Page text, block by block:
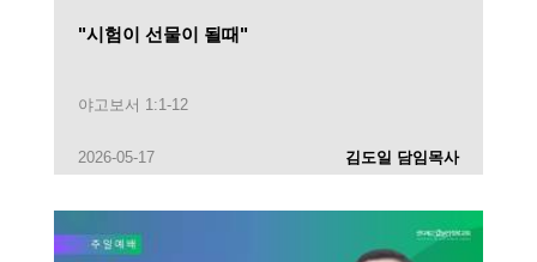
"시험이 선물이 될때"
야고보서 1:1-12
2026-05-17 김도일 담임목사